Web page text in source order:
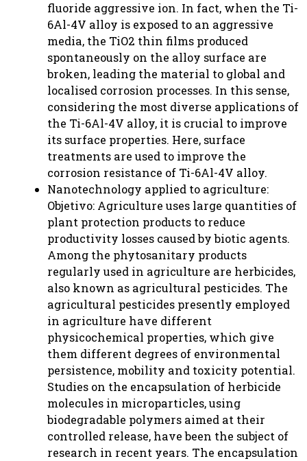
fluoride aggressive ion. In fact, when the Ti-
6Al-4V alloy is exposed to an aggressive
media, the TiO2 thin films produced
spontaneously on the alloy surface are
broken, leading the material to global and
localised corrosion processes. In this sense,
considering the most diverse applications of
the Ti-6Al-4V alloy, it is crucial to improve
its surface properties. Here, surface
treatments are used to improve the
corrosion resistance of Ti-6Al-4V alloy.
Nanotechnology applied to agriculture:
Objetivo: Agriculture uses large quantities of
plant protection products to reduce
productivity losses caused by biotic agents.
Among the phytosanitary products
regularly used in agriculture are herbicides,
also known as agricultural pesticides. The
agricultural pesticides presently employed
in agriculture have different
physicochemical properties, which give
them different degrees of environmental
persistence, mobility and toxicity potential.
Studies on the encapsulation of herbicide
molecules in microparticles, using
biodegradable polymers aimed at their
controlled release, have been the subject of
research in recent years. The encapsulation